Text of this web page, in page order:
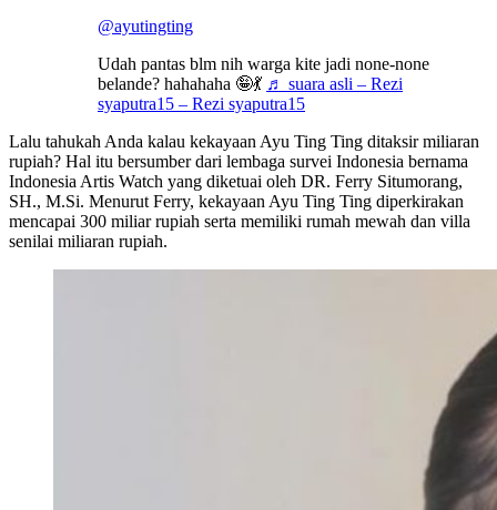
@ayutingting
Udah pantas blm nih warga kite jadi none-none
belande? hahahaha 🤪💃 ♬ suara asli – Rezi
syaputra15 – Rezi syaputra15
Lalu tahukah Anda kalau kekayaan Ayu Ting Ting ditaksir miliaran
rupiah? Hal itu bersumber dari lembaga survei Indonesia bernama
Indonesia Artis Watch yang diketuai oleh DR. Ferry Situmorang,
SH., M.Si. Menurut Ferry, kekayaan Ayu Ting Ting diperkirakan
mencapai 300 miliar rupiah serta memiliki rumah mewah dan villa
senilai miliaran rupiah.